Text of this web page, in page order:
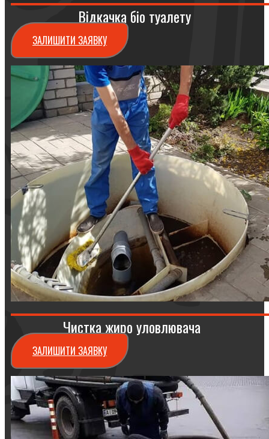
Відкачка біо туалету
ЗАЛИШИТИ ЗАЯВКУ
Чистка жиро уловлювача
ЗАЛИШИТИ ЗАЯВКУ